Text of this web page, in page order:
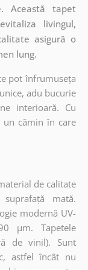
Această tapet
livingul,
asigură o
lung.
pot înfrumuseța
adu bucurie
interioară. Cu
cămin în care
de calitate
mată.
modernă UV-
µm. Tapetele
de vinil). Sunt
astfel încât nu